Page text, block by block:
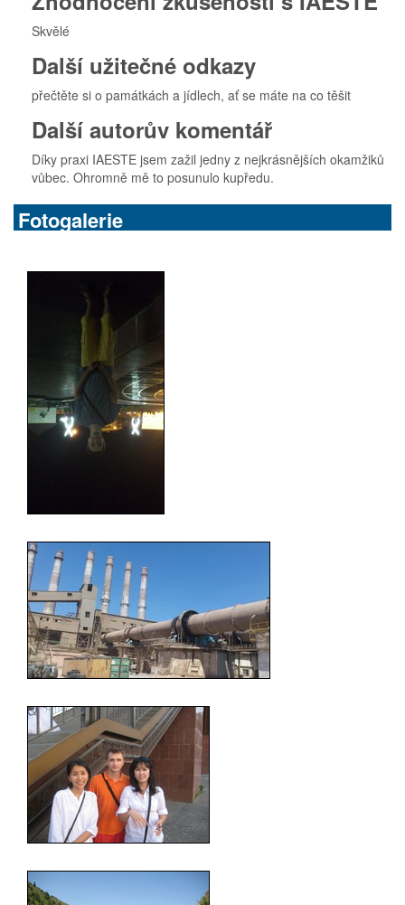
Skvělé
Další užitečné odkazy
přečtěte si o památkách a jídlech, ať se máte na co těšit
Další autorův komentář
Díky praxi IAESTE jsem zažil jedny z nejkrásnějších okamžiků
vůbec. Ohromně mě to posunulo kupředu.
Fotogalerie